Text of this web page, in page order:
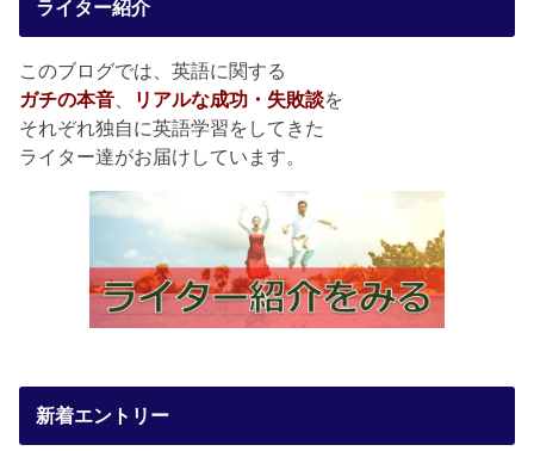
ライター紹介
このブログでは、英語に関する
ガチの本音
リアルな成功・失敗談を
それぞれ独自に英語学習をしてきた
ライター達がお届けしています。
新着エントリー